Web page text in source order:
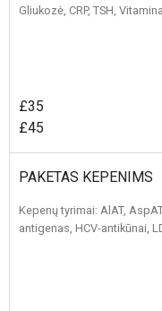
Gliukozė, CRP, TSH,
£35
£45
PAKETAS KEPENIMS
Kepenų tyrimai: AlAT,
antigenas, HCV-antikūnai,